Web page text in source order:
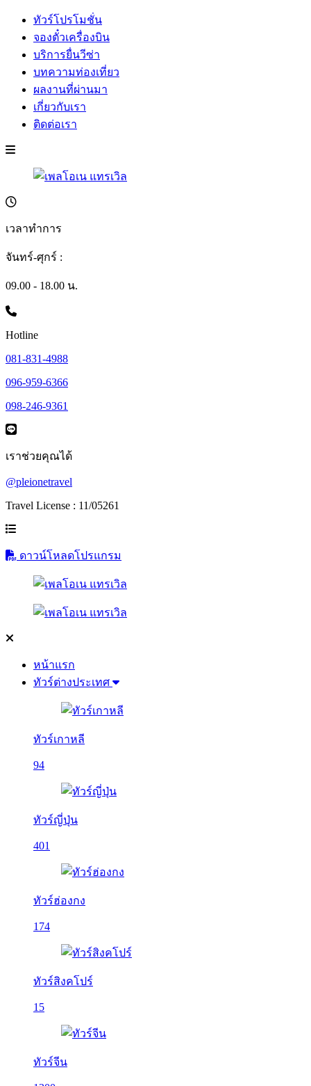
ทัวร์โปรโมชั่น
จองตั๋วเครื่องบิน
บริการยื่นวีซ่า
บทความท่องเที่ยว
ผลงานที่ผ่านมา
เกี่ยวกับเรา
ติดต่อเรา
เวลาทำการ
จันทร์-ศุกร์ :
09.00 - 18.00 น.
Hotline
081-831-4988
096-959-6366
098-246-9361
เราช่วยคุณได้
@pleionetravel
Travel License : 11/05261
ดาวน์โหลดโปรแกรม
หน้าแรก
ทัวร์ต่างประเทศ
ทัวร์เกาหลี
94
ทัวร์ญี่ปุ่น
401
ทัวร์ฮ่องกง
174
ทัวร์สิงคโปร์
15
ทัวร์จีน